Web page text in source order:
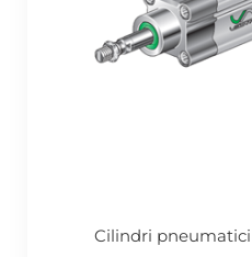
Cilindri pneumatici